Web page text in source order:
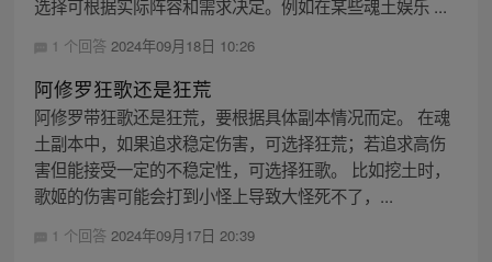
选择可根据实际阵容和需求决定。例如在某些魂土娱乐 ...
1 个回答 2024年09月18日 10:26
阿修罗狂歌还是狂荒
阿修罗带狂歌还是狂荒，要根据具体副本情况而定。 在魂
土副本中，如果追求稳定伤害，可选择狂荒；若追求高伤
害但能接受一定的不稳定性，可选择狂歌。 比如挖土时，
歌姬的伤害可能会打到小怪上导致大怪死不了，...
1 个回答 2024年09月17日 20:39